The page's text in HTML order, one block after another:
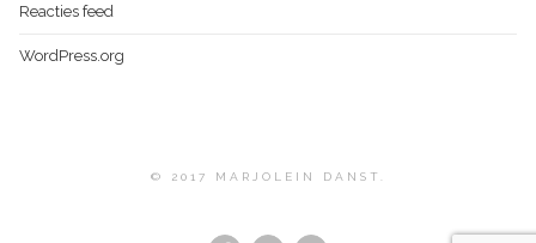
Reacties feed
WordPress.org
© 2017 MARJOLEIN DANST.